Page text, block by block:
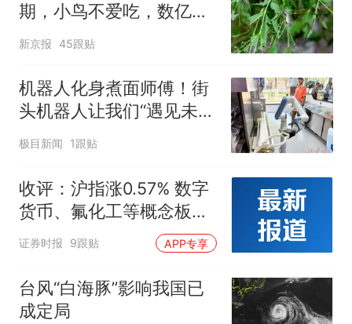
期，小鸟不爱吃，数亿头
小蜂迎战
新京报 45跟贴
机器人化身煮面师傅！街
头机器人让我们“遇见未
来”
极目新闻 1跟贴
收评：沪指涨0.57% 数字
货币、氟化工等概念板块
走强
证券时报 9跟贴 APP专享
台风“白海豚”影响我国已
成定局